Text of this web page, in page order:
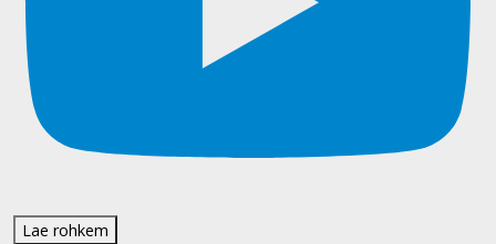
Lae rohkem